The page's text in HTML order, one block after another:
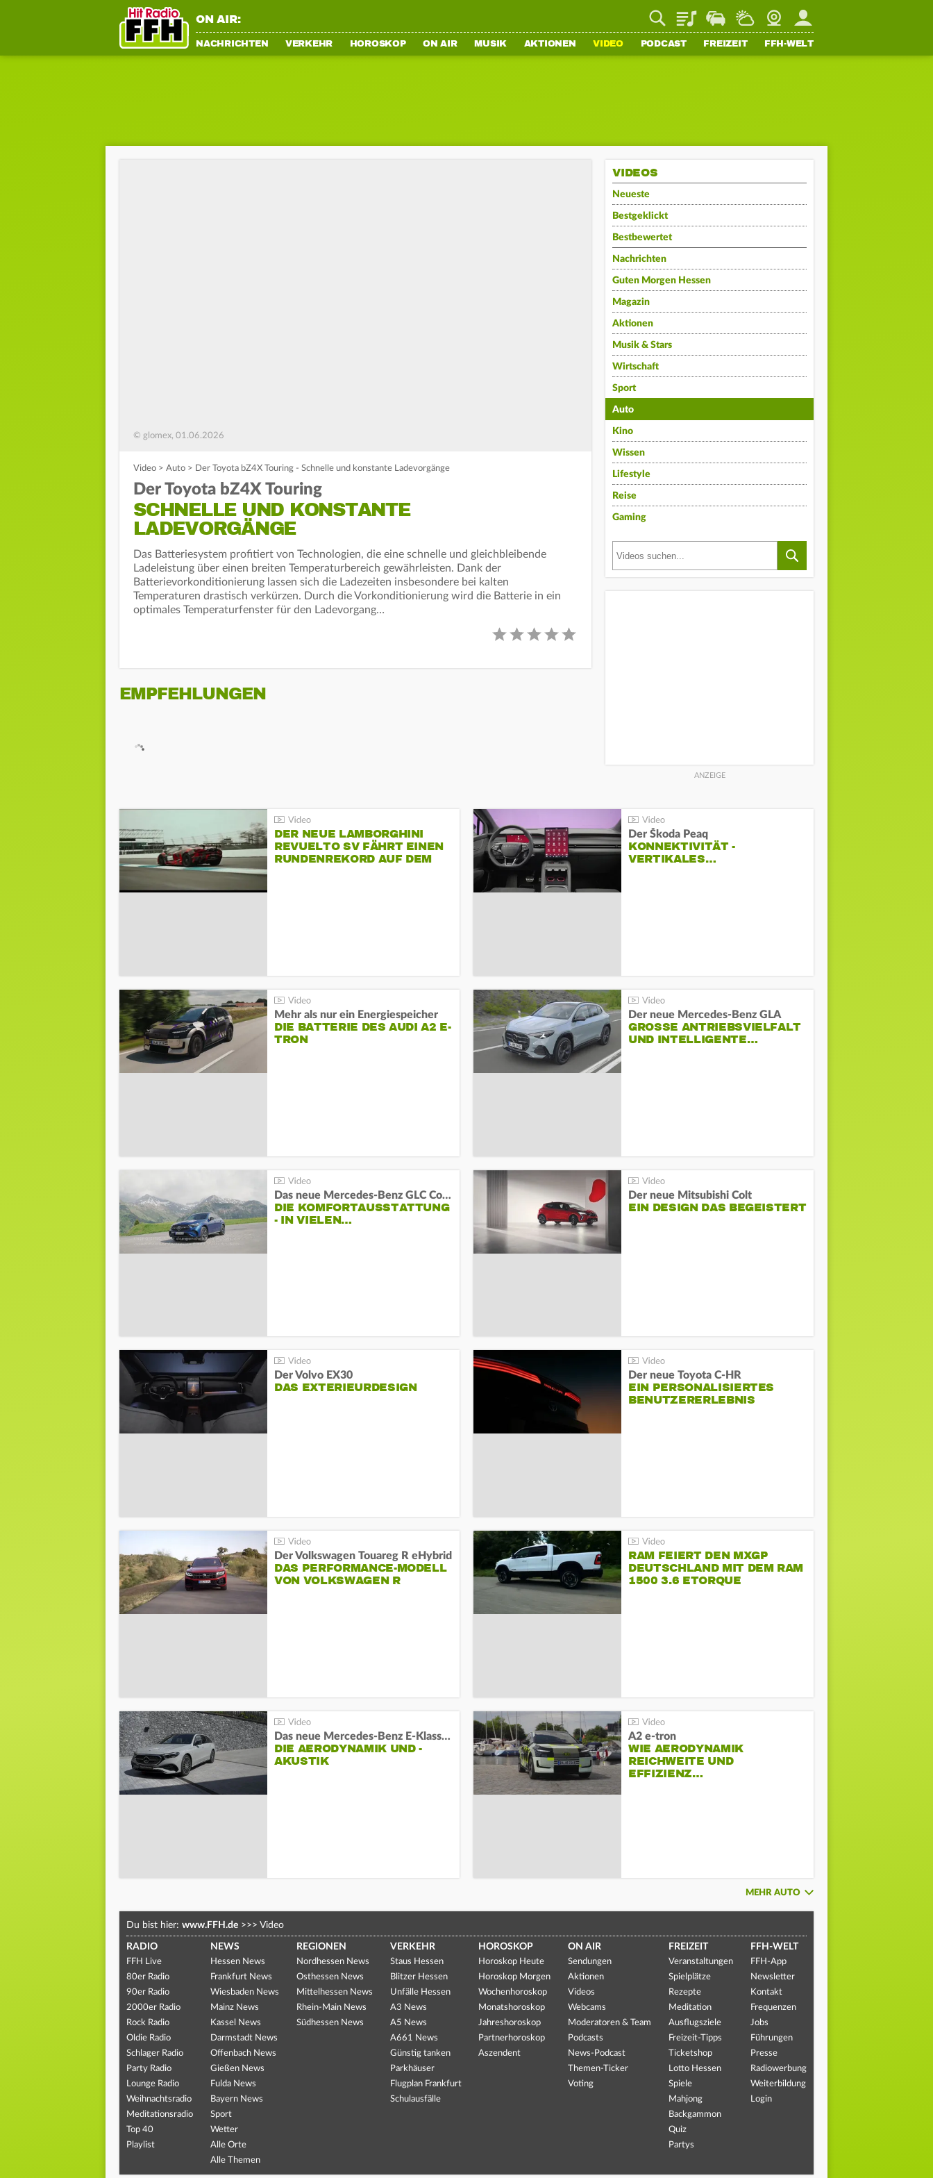
ON AIR: PlaylistStaupilotWetterWebcamMein FFH
NACHRICHTEN VERKEHR HOROSKOP ON AIR MUSIK AKTIONEN VIDEO PODCAST FREIZEIT FFH-WELT
© glomex, 01.06.2026
Video > Auto > Der Toyota bZ4X Touring - Schnelle und konstante Ladevorgänge
Der Toyota bZ4X Touring
SCHNELLE UND KONSTANTE
LADEVORGÄNGE
Das Batteriesystem profitiert von Technologien, die eine schnelle und gleichbleibende
Ladeleistung über einen breiten Temperaturbereich gewährleisten. Dank der
Batterievorkonditionierung lassen sich die Ladezeiten insbesondere bei kalten
Temperaturen drastisch verkürzen. Durch die Vorkonditionierung wird die Batterie in ein
optimales Temperaturfenster für den Ladevorgang…
EMPFEHLUNGEN
VIDEOS
Neueste
Bestgeklickt
Bestbewertet
Nachrichten
Guten Morgen Hessen
Magazin
Aktionen
Musik & Stars
Wirtschaft
Sport
Auto
Kino
Wissen
Lifestyle
Reise
Gaming
DER NEUE LAMBORGHINI
REVUELTO SV FÄHRT EINEN
RUNDENREKORD AUF DEM
Der Škoda Peaq
KONNEKTIVITÄT -
VERTIKALES…
Mehr als nur ein Energiespeicher
DIE BATTERIE DES AUDI A2 E-
TRON
Der neue Mercedes-Benz GLA
GROSSE ANTRIEBSVIELFALT U
ND INTELLIGENTE…
Das neue Mercedes-Benz GLC Coupé
DIE KOMFORTAUSSTATTUNG
- IN VIELEN…
Der neue Mitsubishi Colt
EIN DESIGN DAS BEGEISTERT
Der Volvo EX30
DAS EXTERIEURDESIGN
Der neue Toyota C-HR
EIN PERSONALISIERTES
BENUTZERERLEBNIS
Der Volkswagen Touareg R eHybrid
DAS PERFORMANCE-MODELL
VON VOLKSWAGEN R
RAM FEIERT DEN MXGP
DEUTSCHLAND MIT DEM RAM
1500 3.6 ETORQUE
Das neue Mercedes-Benz E-Klasse T-Modell
DIE AERODYNAMIK UND -
AKUSTIK
A2 e-tron
WIE AERODYNAMIK
REICHWEITE UND
EFFIZIENZ…
MEHR AUTO
Du bist hier: www.FFH.de >>> Video
RADIO
FFH Live
80er Radio
90er Radio
2000er Radio
Rock Radio
Oldie Radio
Schlager Radio
Party Radio
Lounge Radio
Weihnachtsradio
Meditationsradio
Top 40
Playlist
NEWS
Hessen News
Frankfurt News
Wiesbaden News
Mainz News
Kassel News
Darmstadt News
Offenbach News
Gießen News
Fulda News
Bayern News
Sport
Wetter
Alle Orte
Alle Themen
REGIONEN
Nordhessen News
Osthessen News
Mittelhessen News
Rhein-Main News
Südhessen News
VERKEHR
Staus Hessen
Blitzer Hessen
Unfälle Hessen
A3 News
A5 News
A661 News
Günstig tanken
Parkhäuser
Flugplan Frankfurt
Schulausfälle
HOROSKOP
Horoskop Heute
Horoskop Morgen
Wochenhoroskop
Monatshoroskop
Jahreshoroskop
Partnerhoroskop
Aszendent
ON AIR
Sendungen
Aktionen
Videos
Webcams
Moderatoren & Team
Podcasts
News-Podcast
Themen-Ticker
Voting
FREIZEIT
Veranstaltungen
Spielplätze
Rezepte
Meditation
Ausflugsziele
Freizeit-Tipps
Ticketshop
Lotto Hessen
Spiele
Mahjong
Backgammon
Quiz
Partys
FFH-WELT
FFH-App
Newsletter
Kontakt
Frequenzen
Jobs
Führungen
Presse
Radiowerbung
Weiterbildung
Login